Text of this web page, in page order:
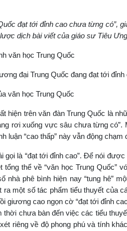
đạt tới đỉnh cao chưa từng có”,
dịch bài viết của giáo sư Tiêu
văn học Trung Quốc
đại Trung Quốc đang đạt tới
văn học Trung Quốc
hiện trên văn đàn Trung Quốc là
rơi xuống vực sâu chưa từng
luận “cao thấp” này vẫn động chạm
gọi là “đạt tới đỉnh cao”. Để nói
thể về “văn học Trung Quốc”
nhà phê bình hiện nay “tung hê”
ra một số tác phẩm tiểu thuyết của
giương cao ngọn cờ “đạt tới đỉnh
chưa bàn đến việc các tiểu
riêng về độ phong phú và tính